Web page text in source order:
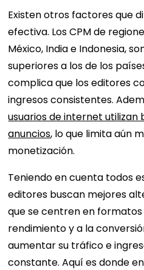
Existen otros factores que
efectiva. Los CPM de
México, India e Indonesia,
superiores a los de los
complica que los editores
ingresos consistentes.
usuarios de internet utilizan
anuncios, lo que limita aún
monetización.
Teniendo en cuenta todos
editores buscan mejores
que se centren en
rendimiento y a la
aumentar su tráfico e
constante. Aquí es donde